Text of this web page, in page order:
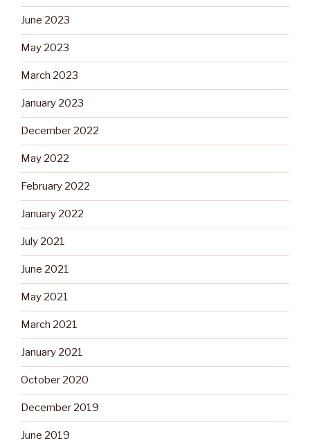
June 2023
May 2023
March 2023
January 2023
December 2022
May 2022
February 2022
January 2022
July 2021
June 2021
May 2021
March 2021
January 2021
October 2020
December 2019
June 2019